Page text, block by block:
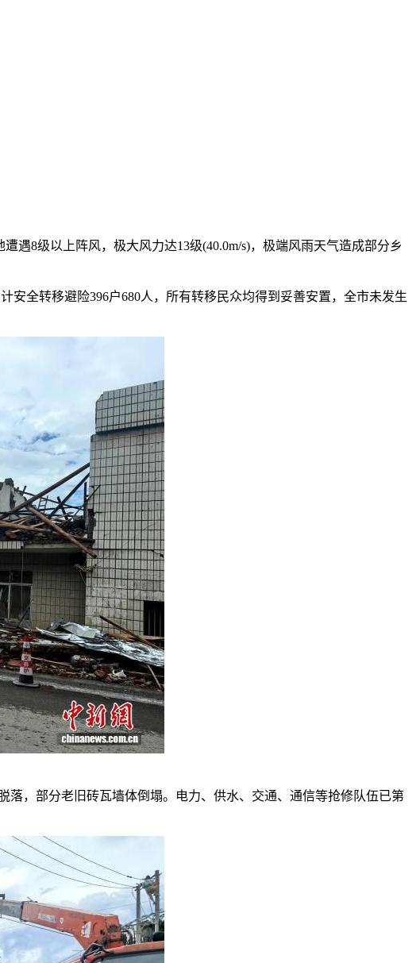
遇8级以上阵风，极大风力达13级(40.0m/s)，极端风雨天气造成部分乡
全转移避险396户680人，所有转移民众均得到妥善安置，全市未发生
，部分老旧砖瓦墙体倒塌。电力、供水、交通、通信等抢修队伍已第